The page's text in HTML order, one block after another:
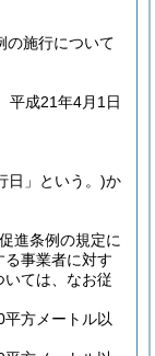
の施行について
平成21年4月1日
日」という。)か
進条例の規定に
事業者に対す
ては、なお従
方メートル以